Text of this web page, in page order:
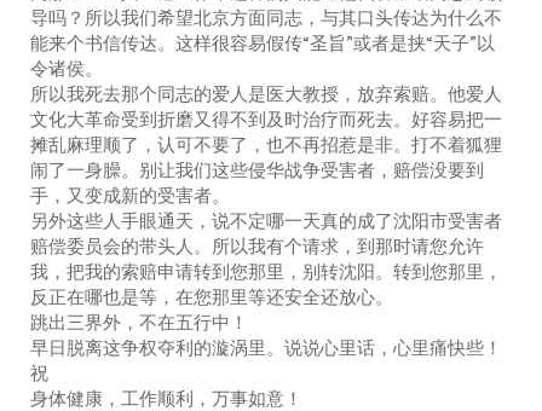
导吗？所以我们希望北京方面同志，与其口头传达为什么不
能来个书信传达。这样很容易假传“圣旨”或者是挟“天子”以
令诸侯。
所以我死去那个同志的爱人是医大教授，放弃索赔。他爱人
文化大革命受到折磨又得不到及时治疗而死去。好容易把一
摊乱麻理顺了，认可不要了，也不再招惹是非。打不着狐狸
闹了一身臊。别让我们这些侵华战争受害者，赔偿没要到
手，又变成新的受害者。
另外这些人手眼通天，说不定哪一天真的成了沈阳市受害者
赔偿委员会的带头人。所以我有个请求，到那时请您允许
我，把我的索赔申请转到您那里，别转沈阳。转到您那里，
反正在哪也是等，在您那里等还安全还放心。
跳出三界外，不在五行中！
早日脱离这争权夺利的漩涡里。说说心里话，心里痛快些！
祝
身体健康，工作顺利，万事如意！